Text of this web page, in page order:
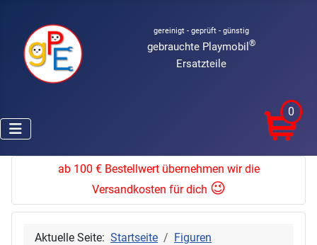
gereinigt - geprüft - günstig
gebrauchte Playmobil®
Ersatzteile
0
ab 100 € Bestellwert übernehmen wir die
Versandkosten für dich 😉
Aktuelle Seite: Startseite
Figuren